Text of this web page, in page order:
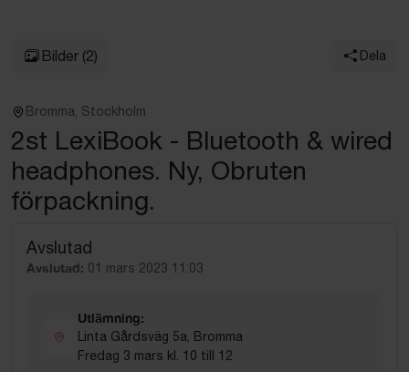
Bilder (2) Dela
Bromma, Stockholm
2st LexiBook - Bluetooth & wired
headphones. Ny, Obruten
förpackning.
Avslutad
Avslutad: 01 mars 2023 11:03
Utlämning:
Linta Gårdsväg 5a, Bromma
Fredag 3 mars kl. 10 till 12